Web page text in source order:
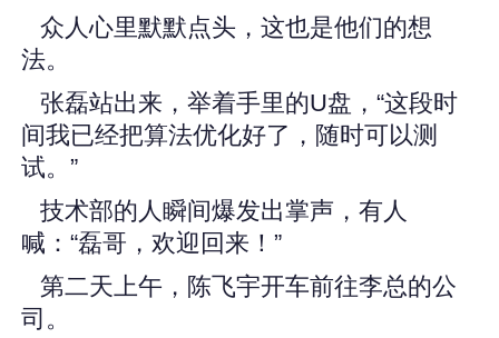
众人心里默默点头，这也是他们的想
法。
张磊站出来，举着手里的U盘，“这段时
间我已经把算法优化好了，随时可以测
试。”
技术部的人瞬间爆发出掌声，有人
喊：“磊哥，欢迎回来！”
第二天上午，陈飞宇开车前往李总的公
司。